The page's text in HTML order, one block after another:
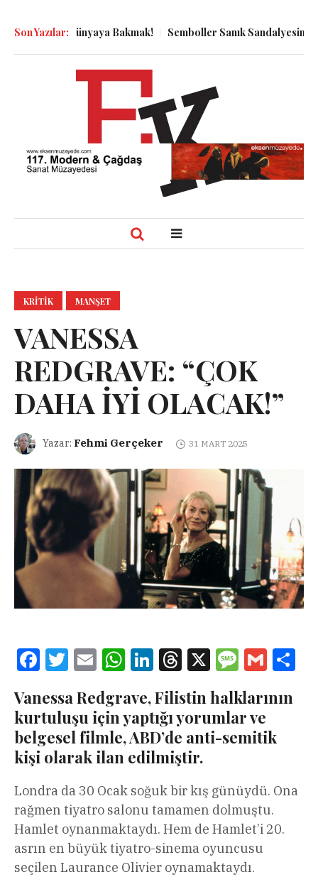
Son Yazılar:
Dünyaya Bakmak! Semboller Sanık Sandalyesinde:
KRITIK MANŞET
VANESSA
REDGRAVE: “ÇOK
DAHA İYİ OLACAK!”
Yazar: Fehmi Gerçeker 31 MART 2025
FacebookTwitterEmail WhatsAppLinkedInThreads
X Message
Gmail
Vanessa Redgrave, Filistin halklarının
kurtuluşu için yaptığı yorumlar ve
belgesel filmle, ABD’de anti-semitik
kişi olarak ilan edilmiştir.
Londra da 30 Ocak soğuk bir kış günüydü. Ona
rağmen tiyatro salonu tamamen dolmuştu.
Hamlet oynanmaktaydı. Hem de Hamlet’i 20.
asrın en büyük tiyatro-sinema oyuncusu
seçilen Laurance Olivier oynamaktaydı.